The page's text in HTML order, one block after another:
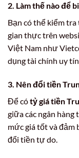
2. Làm thế nào để
Bạn có thể kiểm tra
gian thực trên
Việt Nam như
dụng tài chính uy
3. Nên đổi tiền
Để cótỷ giá tiền
giữa các ngân
mức giá tốt và đảm
đổi tiền tự do.